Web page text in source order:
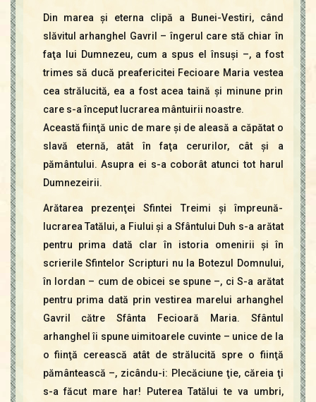
Din marea şi eterna clipă a Bunei-Vestiri, când
slăvitul arhanghel Gavril – îngerul care stă chiar în
faţa lui Dumnezeu, cum a spus el însuşi –, a fost
trimes să ducă preafericitei Fecioare Maria vestea
cea strălucită, ea a fost acea taină şi minune prin
care s-a început lucrarea mântuirii noastre.
Această fiinţă unic de mare şi de aleasă a căpătat o
slavă eternă, atât în faţa cerurilor, cât şi a
pământului. Asupra ei s-a coborât atunci tot harul
Dumnezeirii.
Arătarea prezenţei Sfintei Treimi şi împreună-
lucrarea Tatălui, a Fiului şi a Sfântului Duh s-a arătat
pentru prima dată clar în istoria omenirii şi în
scrierile Sfintelor Scripturi nu la Botezul Domnului,
în Iordan – cum de obicei se spune –, ci S-a arătat
pentru prima dată prin vestirea marelui arhanghel
Gavril către Sfânta Fecioară Maria. Sfântul
arhanghel îi spune uimitoarele cuvinte – unice de la
o fiinţă cerească atât de strălucită spre o fiinţă
pământească –, zicându-i: Plecăciune ţie, căreia ţi
s-a făcut mare har! Puterea Tatălui te va umbri,